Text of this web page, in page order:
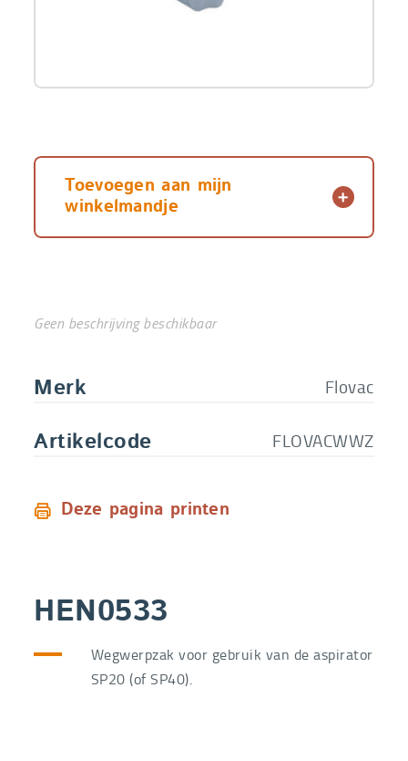
Toevoegen aan mijn
winkelmandje
Geen beschrijving beschikbaar
Merk Flovac
Artikelcode FLOVACWWZ
Deze pagina printen
HEN0533
Wegwerpzak voor gebruik van de aspirator
SP20 (of SP40).